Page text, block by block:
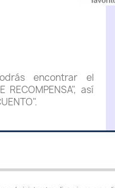
encontrar el
así